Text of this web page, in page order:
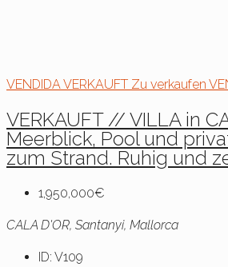
VENDIDAVERKAUFT Zu verkaufen
VERKAUFT // VILLA in
Meerblick, Pool und
zum Strand. Ruhig und
1,950,000€
CALA D'OR, Santanyi, Mallorca
ID: V109